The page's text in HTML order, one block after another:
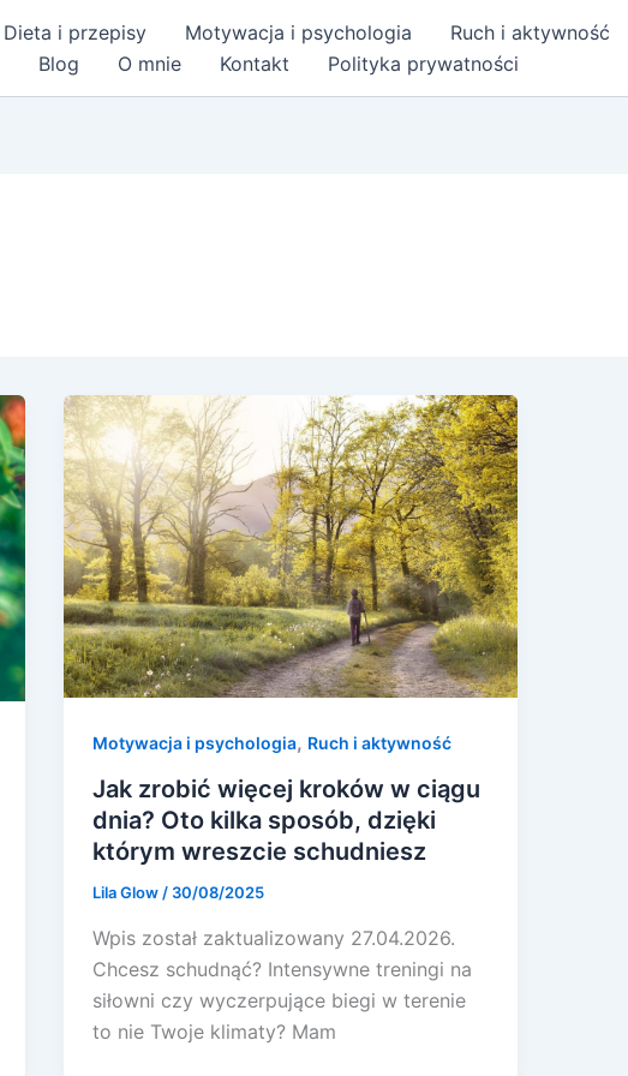
Dieta i przepisy Motywacja i psychologia Ruch i aktywność
Blog O mnie Kontakt Polityka prywatności
Motywacja i psychologia, Ruch i aktywność
Jak zrobić więcej kroków w ciągu
dnia? Oto kilka sposób, dzięki
którym wreszcie schudniesz
Lila Glow / 30/08/2025
Wpis został zaktualizowany 27.04.2026.
Chcesz schudnąć? Intensywne treningi na
siłowni czy wyczerpujące biegi w terenie
to nie Twoje klimaty? Mam